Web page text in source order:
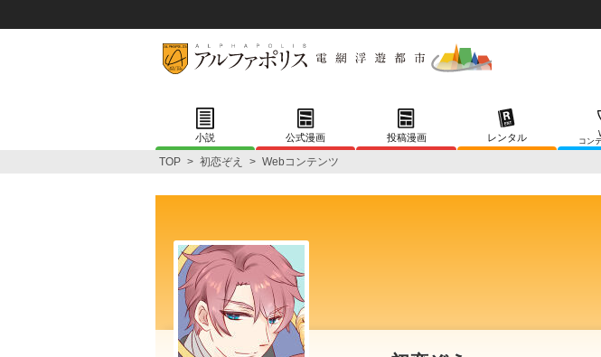
小説 公式漫画 投稿漫画 レンタル
コン
TOP > 初恋ぞえ > Webコンテンツ